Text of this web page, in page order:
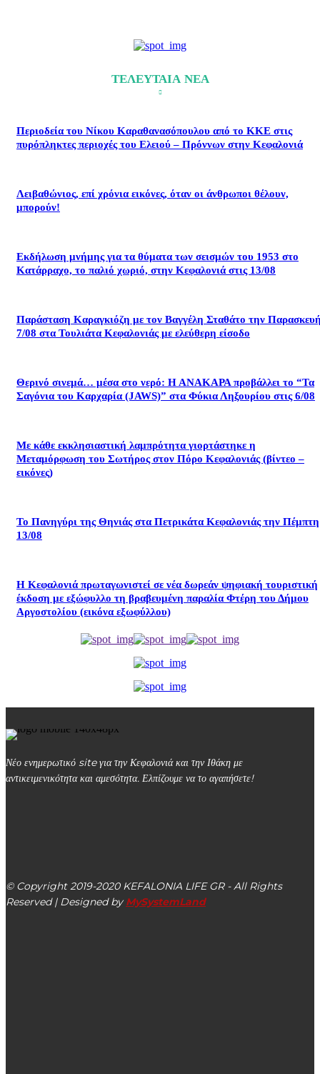
ΤΕΛΕΥΤΑΙΑ ΝΕΑ
Περιοδεία του Νίκου Καραθανασόπουλου από το ΚΚΕ στις
πυρόπληκτες περιοχές του Ελειού – Πρόννων στην Κεφαλονιά
Λειβαθώνιος, επί χρόνια εικόνες, όταν οι άνθρωποι θέλουν,
μπορούν!
Εκδήλωση μνήμης για τα θύματα των σεισμών του 1953 στο
Κατάρραχο, το παλιό χωριό, στην Κεφαλονιά στις 13/08
Παράσταση Καραγκιόζη με τον Βαγγέλη Σταθάτο την
7/08 στα Τουλιάτα Κεφαλονιάς με ελεύθερη είσοδο
Θερινό σινεμά… μέσα στο νερό: Η ΑΝΑΚΑΡΑ προβάλλει το “Τα
Σαγόνια του Καρχαρία (JAWS)” στα Φύκια Ληξουρίου στις 6/08
Με κάθε εκκλησιαστική λαμπρότητα γιορτάστηκε η
Μεταμόρφωση του Σωτήρος στον Πόρο Κεφαλονιάς (βίντεο –
εικόνες)
Το Πανηγύρι της Θηνιάς στα Πετρικάτα Κεφαλονιάς την Πέμπτη
13/08
Η Κεφαλονιά πρωταγωνιστεί σε νέα δωρεάν ψηφιακή τουριστική
έκδοση με εξώφυλλο τη βραβευμένη παραλία Φτέρη του Δήμου
Αργοστολίου (εικόνα εξωφύλλου)
Νέο ενημερωτικό site για την Κεφαλονιά και την Ιθάκη με
αντικειμενικότητα και αμεσότητα. Ελπίζουμε να το αγαπήσετε!
© Copyright 2019-2020 KEFALONIA LIFE GR - All Rights
Reserved | Designed by MySystemLand